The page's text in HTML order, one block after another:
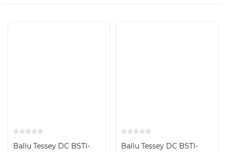
Ballu Tessey DC BSTI-
Ballu Tessey DC BSTI-